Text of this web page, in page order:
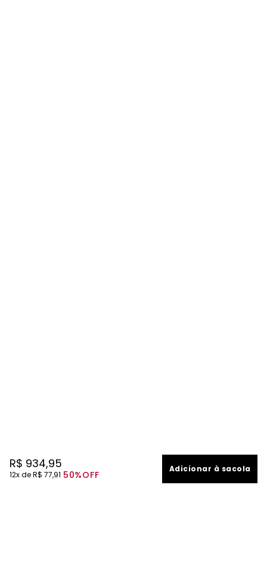
R$ 934,95
12 R$ 77,91 50%OFF
Adicionar à sacola